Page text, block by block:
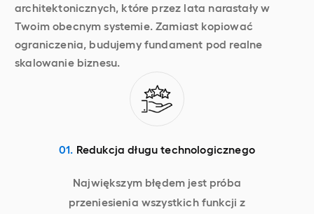
architektonicznych, które przez lata narastały w
Twoim obecnym systemie. Zamiast kopiować
ograniczenia, budujemy fundament pod realne
skalowanie biznesu.
01. Redukcja długu technologicznego
Największym błędem jest próba
przeniesienia wszystkich funkcji z